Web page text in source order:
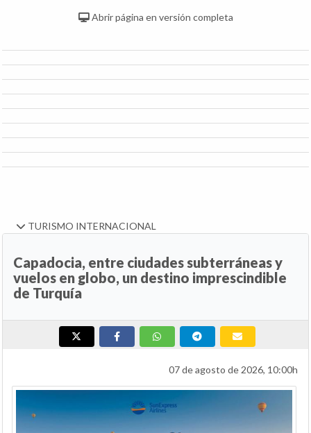
Abrir página en versión completa
TURISMO INTERNACIONAL
Capadocia, entre ciudades subterráneas y
vuelos en globo, un destino imprescindible
de Turquía
07 de agosto de 2026, 10:00h